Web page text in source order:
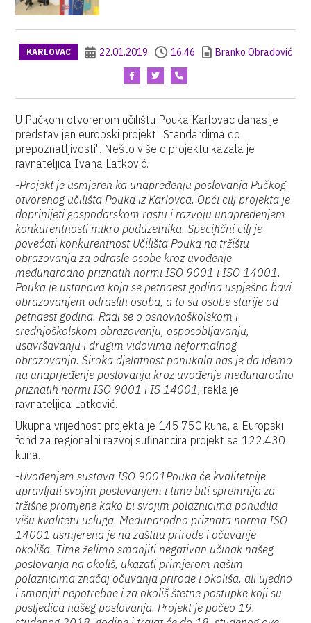
KARLOVAC 22.01.2019 16:46 Branko Obradović
U Pučkom otvorenom učilištu Pouka Karlovac danas je
predstavljen europski projekt "Standardima do
prepoznatljivosti". Nešto više o projektu kazala je
ravnateljica Ivana Latković.
-Projekt je usmjeren ka unapređenju poslovanja Pučkog
otvorenog učilišta Pouka iz Karlovca. Opći cilj projekta je
doprinijeti gospodarskom rastu i razvoju unapređenjem
konkurentnosti mikro poduzetnika. Specifični cilj je
povećati konkurentnost Učilišta Pouka na tržištu
obrazovanja za odrasle osobe kroz uvođenje
međunarodno priznatih normi ISO 9001 i ISO 14001.
Pouka je ustanova koja se petnaest godina uspješno bavi
obrazovanjem odraslih osoba, a to su osobe starije od
petnaest godina. Radi se o osnovnoškolskom i
srednjoškolskom obrazovanju, osposobljavanju,
usavršavanju i drugim vidovima neformalnog
obrazovanja. Široka djelatnost ponukala nas je da idemo
na unaprjeđenje poslovanja kroz uvođenje međunarodno
priznatih normi ISO 9001 i IS 14001, rekla je
ravnateljica Latković.
Ukupna vrijednost projekta je 145.750 kuna, a Europski
fond za regionalni razvoj sufinancira projekt sa 122.430
kuna.
-Uvođenjem sustava ISO 9001Pouka će kvalitetnije
upravljati svojim poslovanjem i time biti spremnija za
tržišne promjene kako bi svojim polaznicima ponudila
višu kvalitetu usluga. Međunarodno priznata norma ISO
14001 usmjerena je na zaštitu prirode i očuvanje
okoliša. Time želimo smanjiti negativan učinak našeg
poslovanja na okoliš, ukazati primjerom našim
polaznicima značaj očuvanja prirode i okoliša, ali ujedno
i smanjiti nepotrebne i za okoliš štetne postupke koji su
posljedica našeg poslovanja. Projekt je počeo 19.